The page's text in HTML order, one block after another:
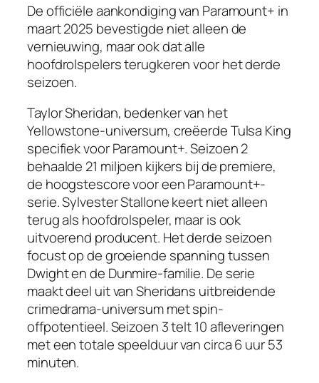
De officiële aankondiging van Paramount+ in
maart 2025 bevestigde niet alleen de
vernieuwing, maar ook dat alle
hoofdrolspelers terugkeren voor het derde
seizoen.
Taylor Sheridan, bedenker van het
Yellowstone-universum, creëerde Tulsa King
specifiek voor Paramount+. Seizoen 2
behaalde 21 miljoen kijkers bij de premiere,
de hoogstescore voor een Paramount+-
serie. Sylvester Stallone keert niet alleen
terug als hoofdrolspeler, maar is ook
uitvoerend producent. Het derde seizoen
focust op de groeiende spanning tussen
Dwight en de Dunmire-familie. De serie
maakt deel uit van Sheridans uitbreidende
crimedrama-universum met spin-
offpotentieel. Seizoen 3 telt 10 afleveringen
met een totale speelduur van circa 6 uur 53
minuten.